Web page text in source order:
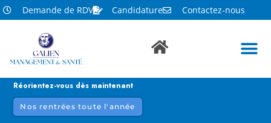
Demande de RDV Candidature Contactez-nous
Réorientez-vous dès maintenant
Nos rentrées toute l'année